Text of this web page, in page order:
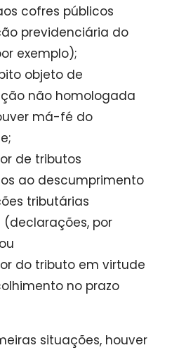
cofres públicos
previdenciária do
exemplo);
objeto de
não homologada
má-fé do
de tributos
ao descumprimento
tributárias
(declarações, por
do tributo em virtude
no prazo
situações, houver